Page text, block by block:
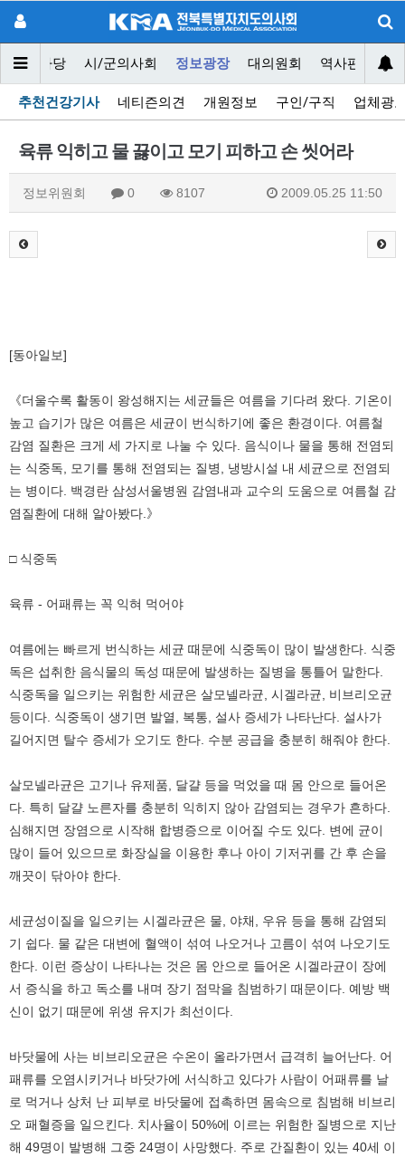
닥터마당 시/군의사회 정보광장 대의원회 역사편찬위원
추천건강기사 네티즌의견 개원정보 구인/구직 업체광
육류 익히고 물 끓이고 모기 피하고 손 씻어라
정보위원회 0 8107 2009.05.25 11:50
[동아일보]
《더울수록 활동이 왕성해지는 세균들은 여름을 기다려 왔다. 기온이
높고 습기가 많은 여름은 세균이 번식하기에 좋은 환경이다. 여름철
감염 질환은 크게 세 가지로 나눌 수 있다. 음식이나 물을 통해 전염되
는 식중독, 모기를 통해 전염되는 질병, 냉방시설 내 세균으로 전염되
는 병이다. 백경란 삼성서울병원 감염내과 교수의 도움으로 여름철 감
염질환에 대해 알아봤다.》
□ 식중독
육류 - 어패류는 꼭 익혀 먹어야
여름에는 빠르게 번식하는 세균 때문에 식중독이 많이 발생한다. 식중
독은 섭취한 음식물의 독성 때문에 발생하는 질병을 통틀어 말한다.
식중독을 일으키는 위험한 세균은 살모넬라균, 시겔라균, 비브리오균
등이다. 식중독이 생기면 발열, 복통, 설사 증세가 나타난다. 설사가
길어지면 탈수 증세가 오기도 한다. 수분 공급을 충분히 해줘야 한다.
살모넬라균은 고기나 유제품, 달걀 등을 먹었을 때 몸 안으로 들어온
다. 특히 달걀 노른자를 충분히 익히지 않아 감염되는 경우가 흔하다.
심해지면 장염으로 시작해 합병증으로 이어질 수도 있다. 변에 균이
많이 들어 있으므로 화장실을 이용한 후나 아이 기저귀를 간 후 손을
깨끗이 닦아야 한다.
세균성이질을 일으키는 시겔라균은 물, 야채, 우유 등을 통해 감염되
기 쉽다. 물 같은 대변에 혈액이 섞여 나오거나 고름이 섞여 나오기도
한다. 이런 증상이 나타나는 것은 몸 안으로 들어온 시겔라균이 장에
서 증식을 하고 독소를 내며 장기 점막을 침범하기 때문이다. 예방 백
신이 없기 때문에 위생 유지가 최선이다.
바닷물에 사는 비브리오균은 수온이 올라가면서 급격히 늘어난다. 어
패류를 오염시키거나 바닷가에 서식하고 있다가 사람이 어패류를 날
로 먹거나 상처 난 피부로 바닷물에 접촉하면 몸속으로 침범해 비브리
오 패혈증을 일으킨다. 치사율이 50%에 이르는 위험한 질병으로 지난
해 49명이 발병해 그중 24명이 사망했다. 주로 간질환이 있는 40세 이